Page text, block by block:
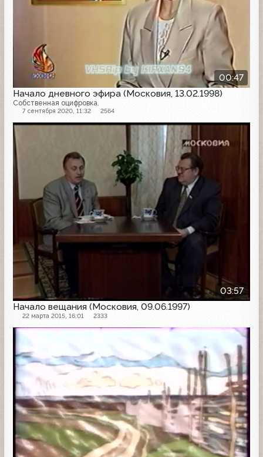
00:47
Начало дневного эфира (Московия, 13.02.1998)
Собственная оцифровка.
7 сентября 2020, 11:32 2564
03:57
Начало вещания (Московия, 09.06.1997)
22 марта 2015, 16:01 2333
Начало эфира